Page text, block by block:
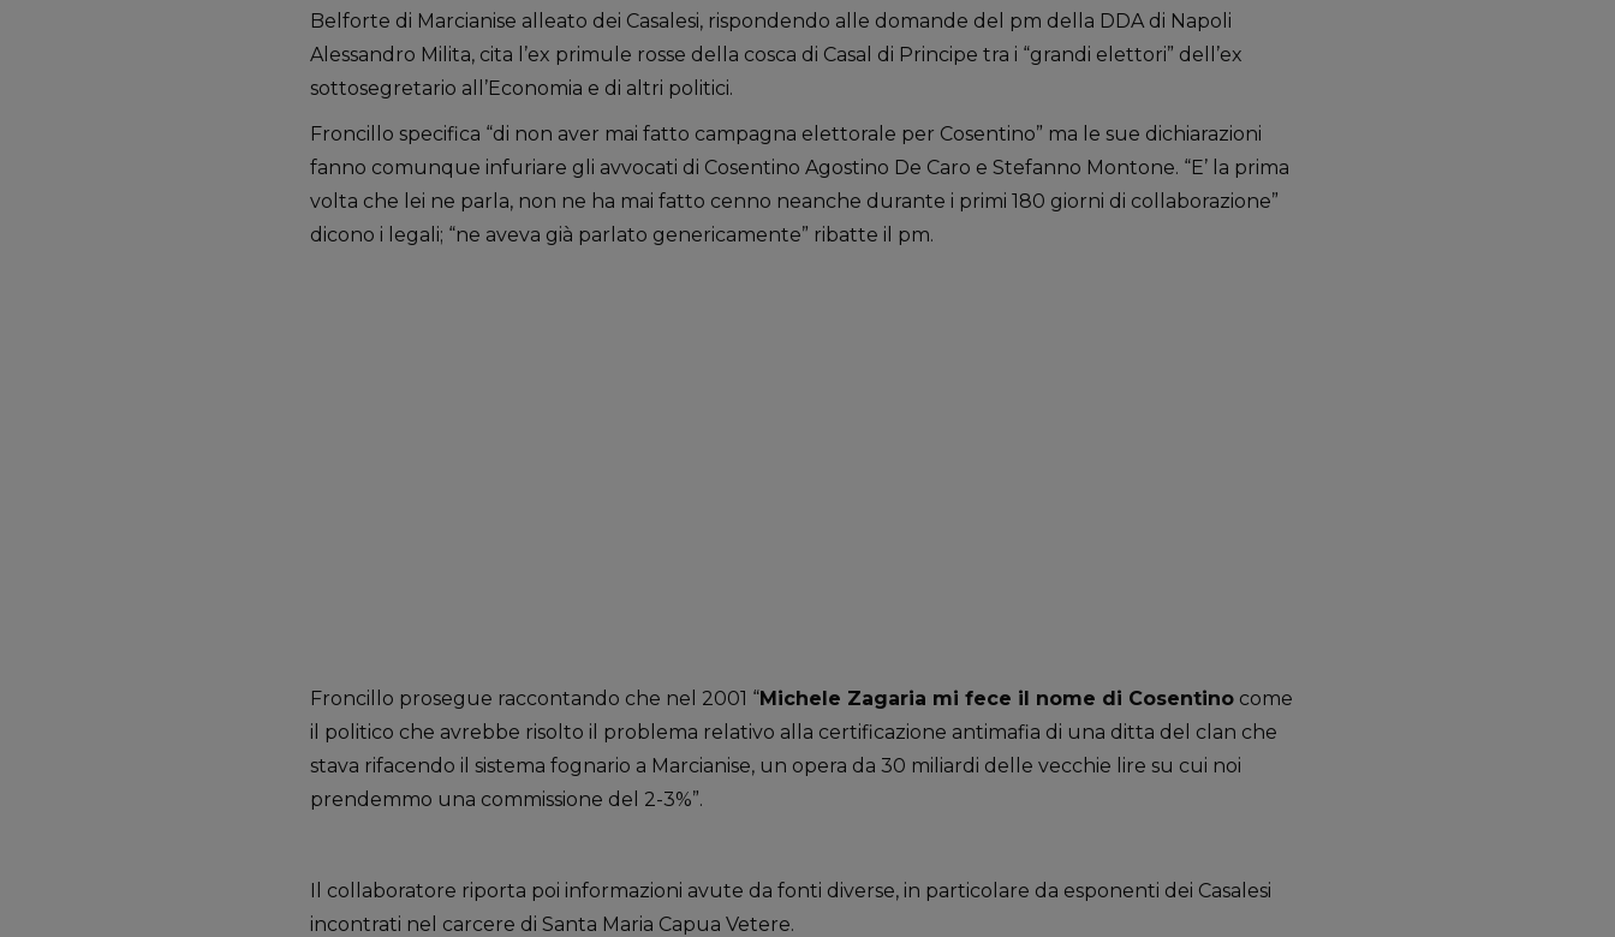
Belforte di Marcianise alleato dei Casalesi, rispondendo alle domande del pm della DDA di Napoli
Alessandro Milita, cita l’ex primule rosse della cosca di Casal di Principe tra i “grandi elettori” dell’ex
sottosegretario all’Economia e di altri politici.
Froncillo specifica “di non aver mai fatto campagna elettorale per Cosentino” ma le sue dichiarazioni
fanno comunque infuriare gli avvocati di Cosentino Agostino De Caro e Stefanno Montone. “E’ la prima
volta che lei ne parla, non ne ha mai fatto cenno neanche durante i primi 180 giorni di collaborazione”
dicono i legali; “ne aveva già parlato genericamente” ribatte il pm.
Froncillo prosegue raccontando che nel 2001 “Michele Zagaria mi fece il nome di Cosentinocome
il politico che avrebbe risolto il problema relativo alla certificazione antimafia di una ditta del clan che
stava rifacendo il sistema fognario a Marcianise, un opera da 30 miliardi delle vecchie lire su cui noi
prendemmo una commissione del 2-3%”.
Il collaboratore riporta poi informazioni avute da fonti diverse, in particolare da esponenti dei Casalesi
incontrati nel carcere di Santa Maria Capua Vetere.